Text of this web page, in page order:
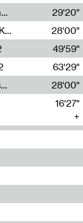
Regilote / Live avec les étudiant·es de 3e année de l'EMA
Nima Henryon,Athéna Noël,Amir Genillon,Ibourayane Ahmadi,Manelle Cherrih,Honorine Gibello,John Weeber,Manon Joseph
29'20"
Radia Show #1089 : MOUVEMENT De PANIK (Radio Panik)
28'00"
49'59"
63'29"
Radia Show #1088 : Statue Of Liberty Live By Ed Baxter (Resonance)
28'00"
16'27"